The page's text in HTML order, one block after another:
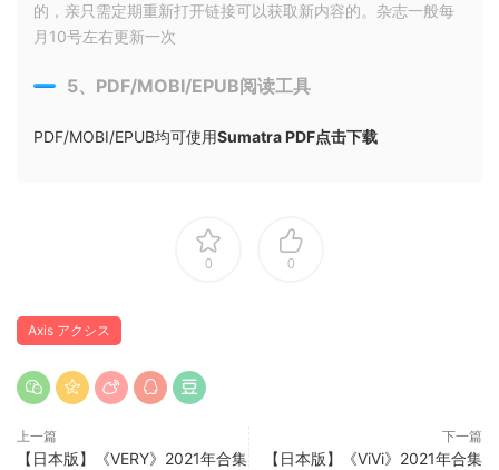
的，亲只需定期重新打开链接可以获取新内容的。杂志一般每
月10号左右更新一次
5、PDF/MOBI/EPUB阅读工具
PDF/MOBI/EPUB均可使用Sumatra PDF点击下载
0 0
Axis アクシス
上一篇
【日本版】《VERY》2021年合集
下一篇
【日本版】《ViVi》2021年合集